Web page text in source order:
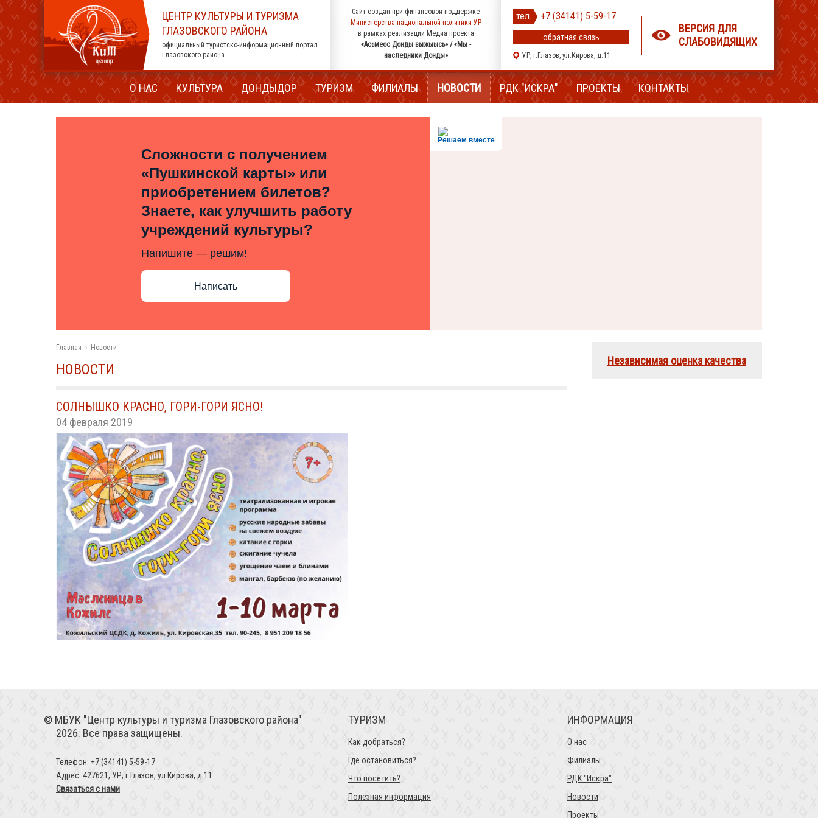
ЦЕНТР КУЛЬТУРЫ И ТУРИЗМА
ГЛАЗОВСКОГО РАЙОНА
официальный туристско-информационный портал
Глазовского района
Сайт создан при финансовой поддержке
Министерства национальной политики УР
в рамках реализации Медиа проекта
«Асьмеос Донды выжыысь» / «Мы -
наследники Донды»
тел. +7 (34141) 5-59-17
обратная связь
УР, г.Глазов, ул.Кирова, д.11
ВЕРСИЯ ДЛЯ
СЛАБОВИДЯЩИХ
О НАС КУЛЬТУРА ДОНДЫДОР ТУРИЗМ ФИЛИАЛЫ НОВОСТИ РДК "ИСКРА" ПРОЕКТЫ КОНТАКТЫ
Решаем вместе
Сложности с получением
«Пушкинской карты» или
приобретением билетов?
Знаете, как улучшить работу
учреждений культуры?
Напишите — решим!
Написать
Главная › Новости
НОВОСТИ
СОЛНЫШКО КРАСНО, ГОРИ-ГОРИ ЯСНО!
04 февраля 2019
Независимая оценка качества
МБУК "Центр культуры и туризма Глазовского района"
2026. Все права защищены.
Телефон: +7 (34141) 5-59-17
Адрес: 427621, УР, г.Глазов, ул.Кирова, д.11
Связаться с нами
ТУРИЗМ
Как добраться?
Где остановиться?
Что посетить?
Полезная информация
ИНФОРМАЦИЯ
О нас
Филиалы
РДК "Искра"
Новости
Проекты